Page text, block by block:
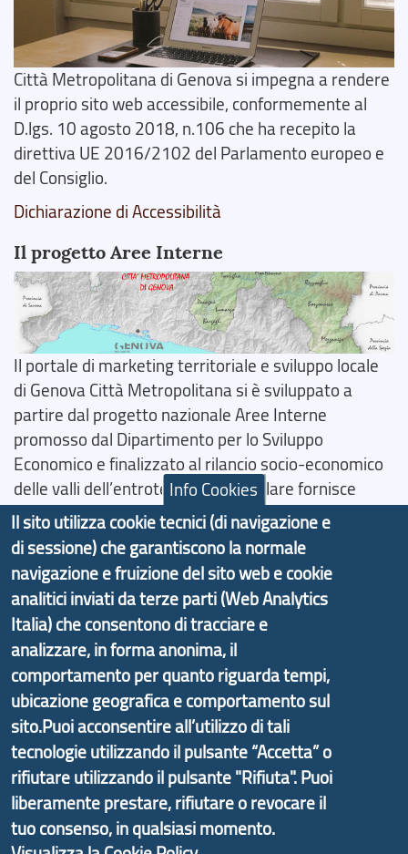
Città Metropolitana di Genova si impegna a rendere
il proprio sito web accessibile, conformemente al
D.lgs. 10 agosto 2018, n.106 che ha recepito la
direttiva UE 2016/2102 del Parlamento europeo e
del Consiglio.
Dichiarazione di Accessibilità
Il progetto Aree Interne
Il portale di marketing territoriale e sviluppo locale
di Genova Città Metropolitana si è sviluppato a
partire dal progetto nazionale Aree Interne
promosso dal Dipartimento per lo Sviluppo
Economico e finalizzato al rilancio socio-economico
delle valli dell’entroterra. In particolare fornisce
informazioni ed aggiornamenti sullaStrategia
d'Area Antola-Tigullio
, in collaborazione con Regione
Liguria ed ANCI Liguria.
Copyright © 2017 Città metropolitana di Genova |
CF: 80007350103
Tecnologie e Accessibilità
Privacy
Note Legali
Contatti
Info Cookies
Il sito utilizza cookie tecnici (di navigazione e
di sessione) che garantiscono la normale
navigazione e fruizione del sito web e cookie
analitici inviati da terze parti (Web Analytics
Italia) che consentono di tracciare e
analizzare, in forma anonima, il
comportamento per quanto riguarda tempi,
ubicazione geografica e comportamento sul
sito.Puoi acconsentire all’utilizzo di tali
tecnologie utilizzando il pulsante “Accetta” o
rifiutare utilizzando il pulsante "Rifiuta". Puoi
liberamente prestare, rifiutare o revocare il
tuo consenso, in qualsiasi momento.